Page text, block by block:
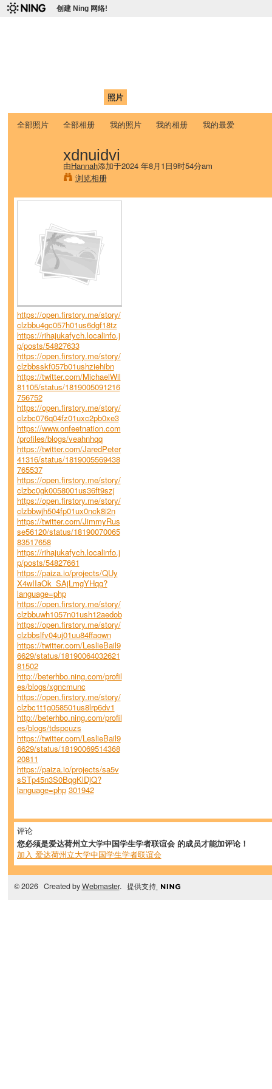
创建 Ning 网络!
照片
全部照片 全部相册 我的照片 我的相册 我的最爱
xdnuidvi
由Hannah添加于2024 年8月1日9时54分am
浏览相册
https://open.firstory.me/story/
clzbbu4gc057h01us6dgf18tz
https://rihajukafych.localinfo.j
p/posts/54827633
https://open.firstory.me/story/
clzbbsskf057b01ushziehibn
https://twitter.com/MichaelWil
81105/status/1819005091216
756752
https://open.firstory.me/story/
clzbc076q04fz01uxc2pb0xe3
https://www.onfeetnation.com
/profiles/blogs/veahnhqq
https://twitter.com/JaredPeter
41316/status/1819005569438
765537
https://open.firstory.me/story/
clzbc0gk0058001us36ft9szj
https://open.firstory.me/story/
clzbbwjh504fp01ux0nck8i2n
https://twitter.com/JimmyRus
se56120/status/18190070065
83517658
https://rihajukafych.localinfo.j
p/posts/54827661
https://paiza.io/projects/QUy
X4wIIaOk_SAjLmgYHqg?
language=php
https://open.firstory.me/story/
clzbbuwh1057n01ush12aedob
https://open.firstory.me/story/
clzbbslfv04uj01uu84ffaown
https://twitter.com/LeslieBail9
6629/status/18190064032621
81502
http://beterhbo.ning.com/profil
es/blogs/xgncmunc
https://open.firstory.me/story/
clzbc1t1g058501us8lrp6dv1
http://beterhbo.ning.com/profil
es/blogs/tdspcuzs
https://twitter.com/LeslieBail9
6629/status/18190069514368
20811
https://paiza.io/projects/sa5v
sSTp45n3S0BqgKlDjQ?
language=php 301942
评论
您必须是爱达荷州立大学中国学生学者联谊会 的成员才能加评论！
加入 爱达荷州立大学中国学生学者联谊会
© 2026 Created byWebmaster. 提供支持